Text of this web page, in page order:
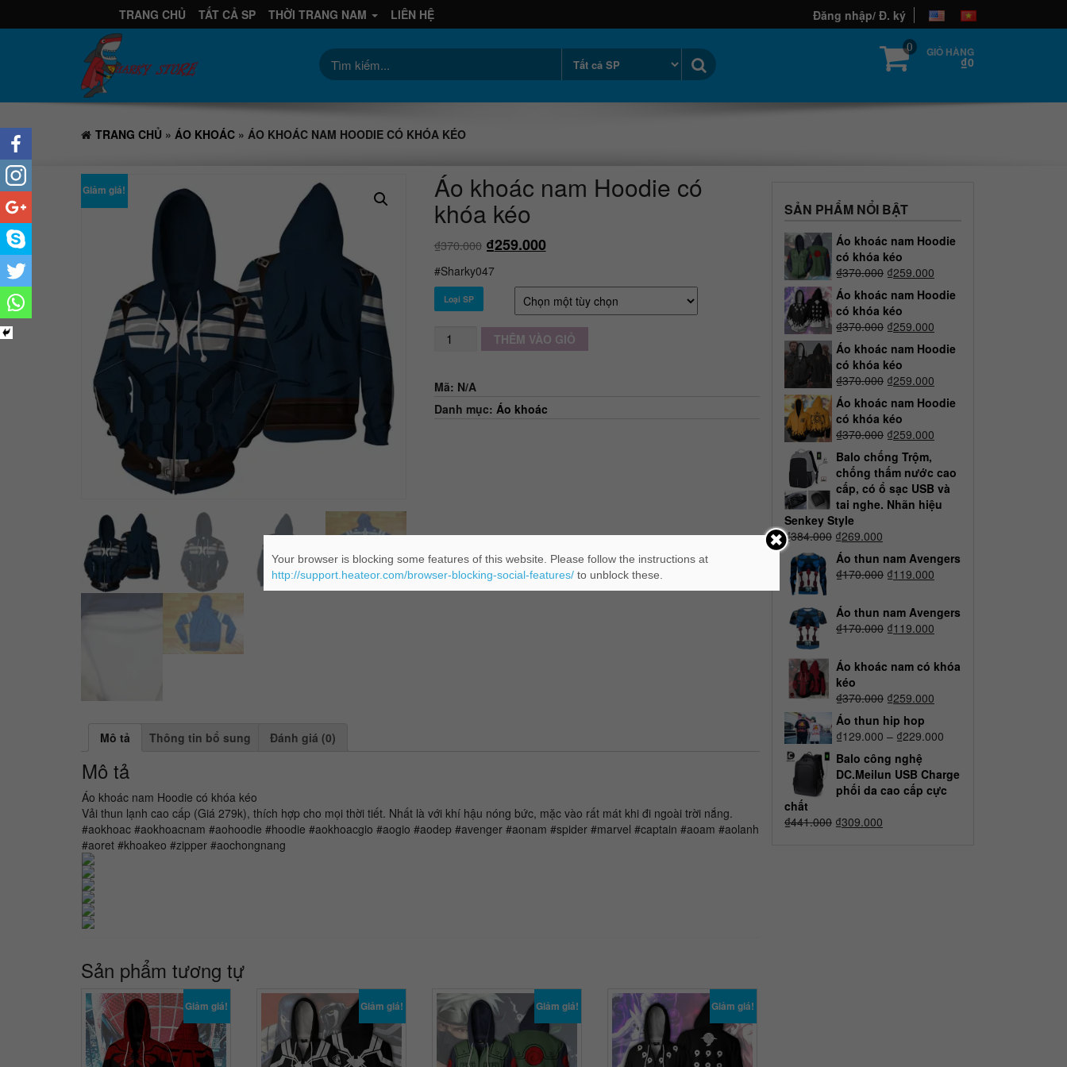
Đăng nhập/ Đ. ký
TRANG CHỦ TẤT CẢ SP THỜI TRANG NAM LIÊN HỆ
0 GIỎ HÀNG
₫0
TRANG CHỦ » ÁO KHOÁC » ÁO KHOÁC NAM HOODIE CÓ KHÓA KÉO
Giảm giá! Áo khoác nam Hoodie có
khóa kéo
₫370.000 ₫259.000
#Sharky047
Loại SP
Số
lượng
THÊM VÀO GIỎ
Mã: N/A
Danh mục: Áo khoác
Mô tả Thông tin bổ sung Đánh giá (0)
Mô tả
Áo khoác nam Hoodie có khóa kéo
Vải thun lạnh cao cấp (Giá 279k), thích hợp cho mọi thời tiết. Nhất là với khí hậu nóng bức, mặc vào rất mát khi đi ngoài trời nắng.
#aokhoac #aokhoacnam #aohoodie #hoodie #aokhoacgio #aogio #aodep #avenger #aonam #spider #marvel #captain #aoam #aolanh
#aoret #khoakeo #zipper #aochongnang
Sản phẩm tương tự
Giảm giá! Giảm giá! Giảm giá! Giảm giá!
SẢN PHẨM NỔI BẬT
Áo khoác nam Hoodie
có khóa kéo
₫370.000 ₫259.000
Áo khoác nam Hoodie
có khóa kéo
₫370.000 ₫259.000
Áo khoác nam Hoodie
có khóa kéo
₫370.000 ₫259.000
Áo khoác nam Hoodie
có khóa kéo
₫370.000 ₫259.000
Balo chống Trộm,
chống thấm nước cao
cấp, có ổ sạc USB và
tai nghe. Nhãn hiệu
Senkey Style
₫384.000 ₫269.000
Áo thun nam Avengers
₫170.000 ₫119.000
Áo thun nam Avengers
₫170.000 ₫119.000
Áo khoác nam có khóa
kéo
₫370.000 ₫259.000
Áo thun hip hop
₫129.000 – ₫229.000
Balo công nghệ
DC.Meilun USB Charge
phối da cao cấp cực
chất
₫441.000 ₫309.000
Your browser is blocking some features of this website. Please follow the instructions at
http://support.heateor.com/browser-blocking-social-features/to unblock these.